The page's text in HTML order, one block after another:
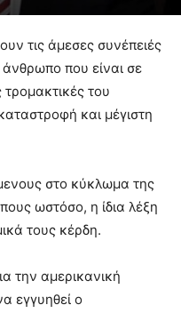
τις άμεσες συνέπειές
που είναι σε
τρομακτικές του
και μέγιστη
στο κύκλωμα της
ωστόσο, η ίδια λέξη
τους κέρδη.
την αμερικανική
εγγυηθεί ο